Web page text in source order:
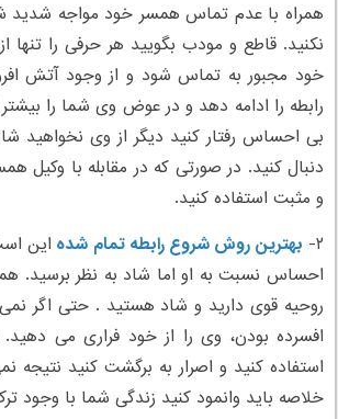
همراه با عدم تماس همسر خود مواجه شدید
نکنید. قاطع و مودب بگویید هر حرفی را تنها
خود مجبور به تماس شود و از وجود آتش
رابطه را ادامه دهد و در عوض وی شما را
بی احساس رفتار کنید دیگر از وی نخواهید
دنبال کنید. در صورتی که در مقابله با وکیل
و مثبت استفاده کنید.
۲- بهترین روش شروع رابطه تمام شده این
احساس نسبت به او اما شاد به نظر برسید.
روحیه قوی دارید و شاد هستید . حتی اگر
افسرده بودن، وی را از خود فراری می
استفاده کنید و اصرار به برگشت کنید نتیجه
خلاصه باید وانمود کنید زندگی شما با وجود